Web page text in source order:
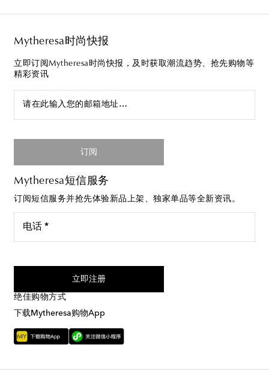
Mytheresa时尚快报
立即订阅Mytheresa时尚快报，及时获取潮流趋势、抢先购物等
精彩资讯
请在此输入您的邮箱地址…
订阅
Mytheresa短信服务
订阅短信服务并抢先体验新品上架、独家单品等全新资讯。
电话 *
立即注册
绝佳购物方式
下载Mytheresa购物App